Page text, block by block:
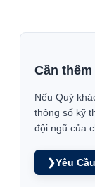
Cần
Nếu Quý
thông số kỹ
đội ngũ của
❯Yêu